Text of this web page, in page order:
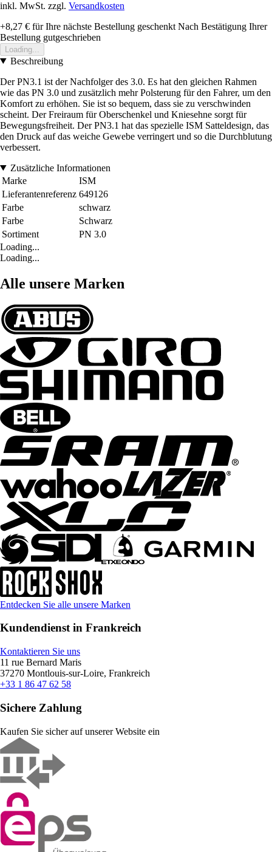
inkl. MwSt. zzgl. Versandkosten
+8,27 € für Ihre nächste Bestellung geschenkt Nach Bestätigung Ihrer
Bestellung gutgeschrieben
Loading...
Beschreibung
Der PN3.1 ist der Nachfolger des 3.0. Es hat den gleichen Rahmen
wie das PN 3.0 und zusätzlich mehr Polsterung für den Fahrer, um den
Komfort zu erhöhen. Sie ist so bequem, dass sie zu verschwinden
scheint. Der Freiraum für Oberschenkel und Kniesehne sorgt für
Bewegungsfreiheit. Der PN3.1 hat das spezielle ISM Satteldesign, das
den Druck auf das weiche Gewebe verringert und so die Durchblutung
verbessert.
Zusätzliche Informationen
Marke
ISM
Lieferantenreferenz 649126
Farbe
schwarz
Farbe
Schwarz
Sortiment
PN 3.0
Loading...
Loading...
Alle unsere Marken
Entdecken Sie alle unsere Marken
Kundendienst in Frankreich
Kontaktieren Sie uns
11 rue Bernard Maris
37270 Montlouis-sur-Loire, Frankreich
+33 1 86 47 62 58
Sichere Zahlung
Kaufen Sie sicher auf unserer Website ein